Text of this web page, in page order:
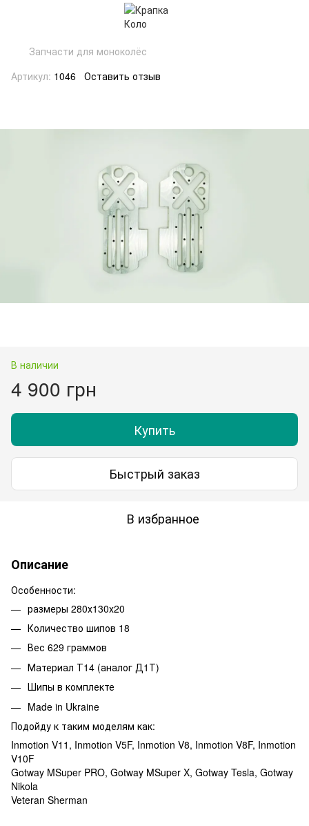
Запчасти для моноколёс
Артикул: 1046 Оставить отзыв
В наличии
4 900 грн
Купить
Быстрый заказ
В избранное
Описание
Особенности:
размеры 280х130х20
Количество шипов 18
Вес 629 граммов
Материал Т14 (аналог Д1Т)
Шипы в комплекте
Made in Ukraine
Подойду к таким моделям как:
Inmotion V11, Inmotion V5F, Inmotion V8, Inmotion V8F, Inmotion
V10F
Gotway MSuper PRO, Gotway MSuper X, Gotway Tesla, Gotway
Nikola
Veteran Sherman